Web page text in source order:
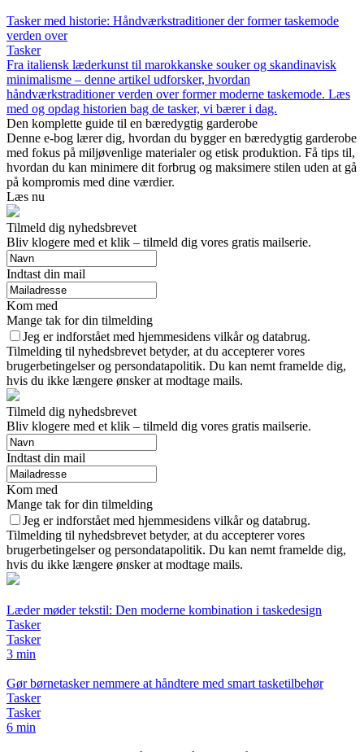
Tasker med historie: Håndværkstraditioner der former taskemode
verden over
Tasker
Fra italiensk læderkunst til marokkanske souker og skandinavisk
minimalisme – denne artikel udforsker, hvordan
håndværkstraditioner verden over former moderne taskemode. Læs
med og opdag historien bag de tasker, vi bærer i dag.
Den komplette guide til en bæredygtig garderobe
Denne e-bog lærer dig, hvordan du bygger en bæredygtig garderobe
med fokus på miljøvenlige materialer og etisk produktion. Få tips til,
hvordan du kan minimere dit forbrug og maksimere stilen uden at gå
på kompromis med dine værdier.
Læs nu
Tilmeld dig nyhedsbrevet
Bliv klogere med et klik – tilmeld dig vores gratis mailserie.
Indtast din mail
Kom med
Mange tak for din tilmelding
Jeg er indforstået med hjemmesidens vilkår og databrug.
Tilmelding til nyhedsbrevet betyder, at du accepterer vores
brugerbetingelser og persondatapolitik. Du kan nemt framelde dig,
hvis du ikke længere ønsker at modtage mails.
Tilmeld dig nyhedsbrevet
Bliv klogere med et klik – tilmeld dig vores gratis mailserie.
Indtast din mail
Kom med
Mange tak for din tilmelding
Jeg er indforstået med hjemmesidens vilkår og databrug.
Tilmelding til nyhedsbrevet betyder, at du accepterer vores
brugerbetingelser og persondatapolitik. Du kan nemt framelde dig,
hvis du ikke længere ønsker at modtage mails.
Læder møder tekstil: Den moderne kombination i taskedesign
Tasker
Tasker
3 min
Gør børnetasker nemmere at håndtere med smart tasketilbehør
Tasker
Tasker
6 min